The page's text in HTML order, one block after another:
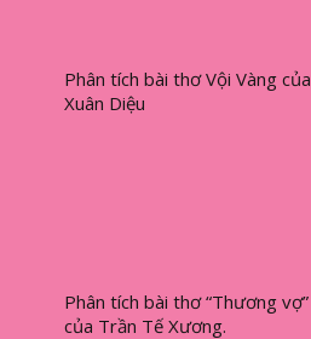
Phân tích bài thơ Vội Vàng của
Xuân Diệu
Phân tích bài thơ “Thương vợ”
của Trần Tế Xương.